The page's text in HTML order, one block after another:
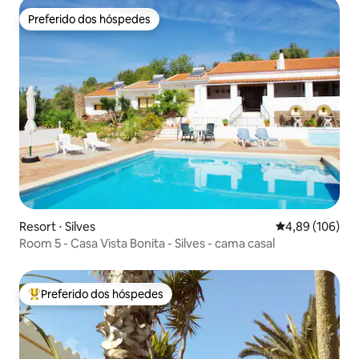
Preferido dos hóspedes
Preferido dos hóspedes
Resort ⋅ Silves 4,89 de uma
4,89 (106)
Room 5 - Casa Vista Bonita - Silves - cama casal
Entre os melhores preferidos dos hóspedes
Preferido dos hóspedes